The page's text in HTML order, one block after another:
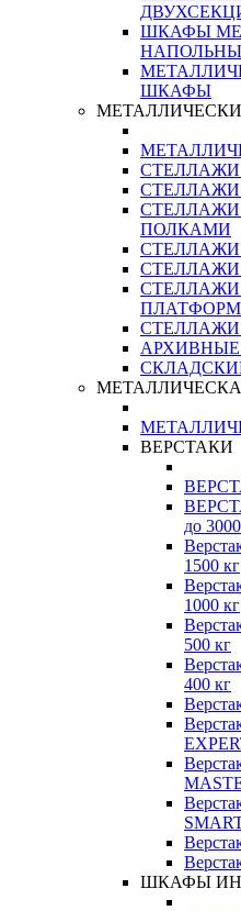
ШКАФЫ
ШКАФЫ
СТЕЛЛАЖИ
ПОЛКАМИ
СТЕЛЛАЖИ
ВЕРСТАКИ
до
1500 кг
1000 кг
500 кг
400 кг
ШКАФЫ